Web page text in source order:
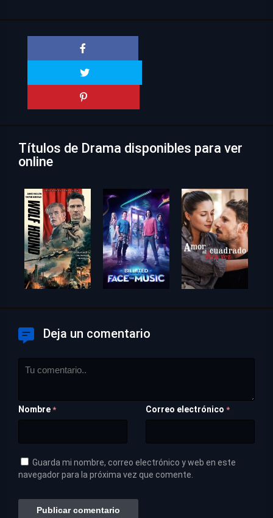
Títulos de Drama disponibles para ver
online
Deja un comentario
Nombre * Correo electrónico *
Guarda mi nombre, correo electrónico y web en este
navegador para la próxima vez que comente.